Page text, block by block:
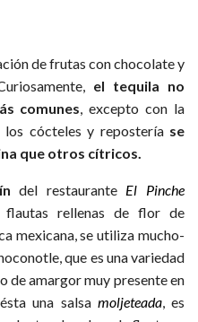
de frutas con chocolate y
el tequila no
comunes, excepto con la
los cócteles y repostería se
que otros cítricos.
del restaurante El Pinche
flautas rellenas de flor de
mexicana, se utiliza mucho-
que es una variedad
de amargor muy presente en
una salsa moljeteada, es